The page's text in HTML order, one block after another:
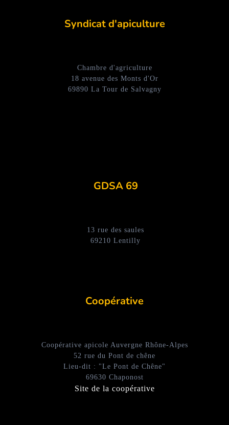
Syndicat d'apiculture
Chambre d'agriculture
18 avenue des Monts d'Or
69890 La Tour de Salvagny
GDSA 69
13 rue des saules
69210 Lentilly
Coopérative
Coopérative apicole Auvergne Rhône-Alpes
52 rue du Pont de chêne
Lieu-dit : "Le Pont de Chêne"
69630 Chaponost
Site de la coopérative